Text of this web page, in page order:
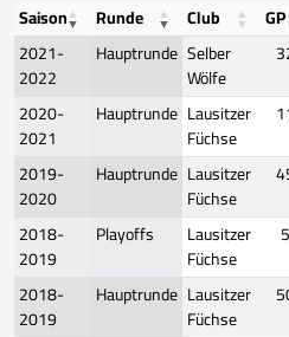
Saison Runde Club GP
2021-
2022
Hauptrunde Selber
Wölfe
2020-
2021
Hauptrunde Lausitzer
Füchse
2019-
2020
Hauptrunde Lausitzer
Füchse
2018-
2019
Playoffs
Lausitzer
Füchse
5
2018-
2019
Hauptrunde Lausitzer
Füchse